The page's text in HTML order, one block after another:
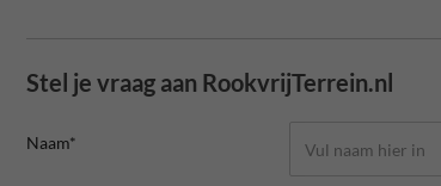
Stel je vraag aan RookvrijTerrein.nl
Naam*